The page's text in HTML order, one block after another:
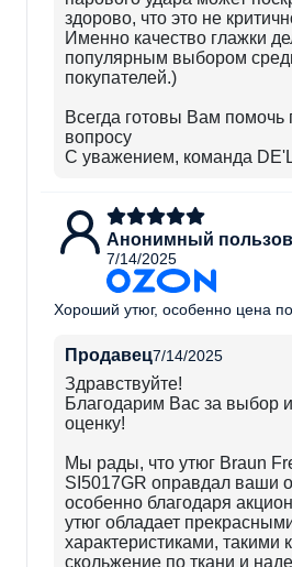
здорово, что это не
Именно качество глажки
популярным выбором
покупателей.)
Всегда готовы Вам
вопросу
С уважением, команда
Анонимный
7/14/2025
Хороший утюг, особенно цена
Продавец7/14/2025
Здравствуйте!
Благодарим Вас за выбор
оценку!
Мы рады, что утюг Braun
SI5017GR оправдал ваши
особенно благодаря
утюг обладает
характеристиками, такими
скольжение по ткани и